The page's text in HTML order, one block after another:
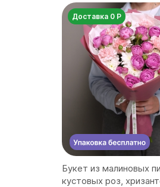
Доставка 0 Р
Букет из малиновых
кустовых роз,